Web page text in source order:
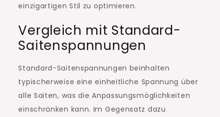
einzigartigen Stil zu optimieren.
Vergleich mit Standard-
Saitenspannungen
Standard-Saitenspannungen beinhalten
typischerweise eine einheitliche Spannung über
alle Saiten, was die Anpassungsmöglichkeiten
einschränken kann. Im Gegensatz dazu